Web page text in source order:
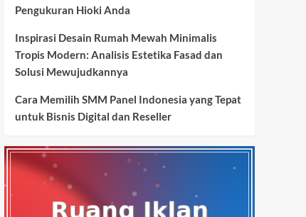
Pengukuran Hioki Anda
Inspirasi Desain Rumah Mewah Minimalis
Tropis Modern: Analisis Estetika Fasad dan
Solusi Mewujudkannya
Cara Memilih SMM Panel Indonesia yang Tepat
untuk Bisnis Digital dan Reseller